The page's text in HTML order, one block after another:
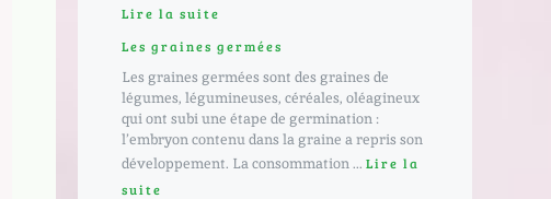
Lire la suite
Les graines germées
Les graines germées sont des graines de
légumes, légumineuses, céréales, oléagineux
qui ont subi une étape de germination :
l’embryon contenu dans la graine a repris son
développement. La consommation ... Lire la
suite